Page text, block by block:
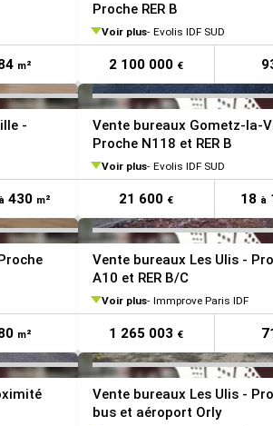
m²
Proche RER B
Voir plus Evolis IDF SUD
2 100 000 €
-
à 430 m²
Vente bureaux Gometz-la-
Proche N118 et RER B
Voir plus Evolis IDF SUD
21 600 € 18 à
VOIR TOUTES LES PHOTOS
m²
Vente bureaux Les Ulis -
A10 et RER B/C
Voir plus Immprove Paris IDF
1 265 003 €
VOIR TOUTES LES PHOTOS
Vente bureaux Les Ulis -
bus et aéroport Orly
VOIR TOUTES LES PHOTOS